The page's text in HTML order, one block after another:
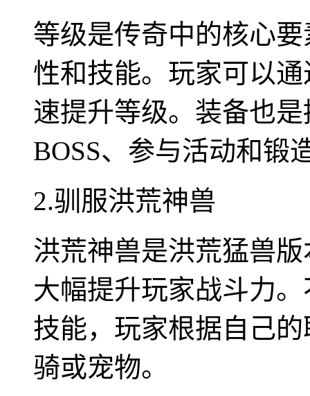
等级是传奇中的核心
性和技能。玩家可以
速提升等级。装备也
BOSS、参与活动和锻
2.驯服洪荒神兽
洪荒神兽是洪荒猛兽
大幅提升玩家战斗力
技能，玩家根据自己
骑或宠物。